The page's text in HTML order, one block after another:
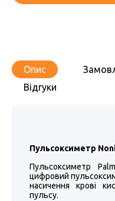
Опис
Відгуки
Пульсоксиметр
Пульсоксиметр
цифровий
насичення крові
пульсу.